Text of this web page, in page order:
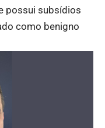
possui subsídios
como benigno